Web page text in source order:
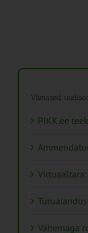
Viimased
PIKK.ee
Vähemaga